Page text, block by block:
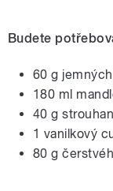
Budete
60 g
180 ml
40 g
1 vanilkový
80 g